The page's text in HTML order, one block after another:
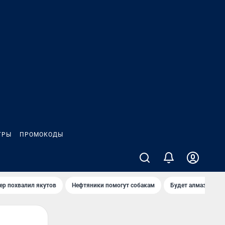
ПРОМОКОДЫ
похвалил якутов Нефтяники помогут собакам Будет алмазный